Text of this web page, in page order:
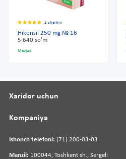
2 sharhni
Hikonsil 250 mg № 16
5 640 so'm
Mavjud
Ishonch telefoni: (71) 200-03-03
Manzil: 100044, Toshkent sh., Sergeli
Xaridor uchun
Kompaniya